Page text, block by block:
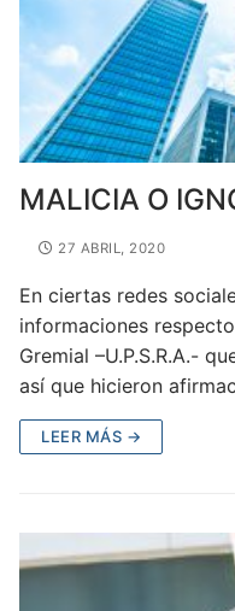
MALICIA O
27 ABRIL, 2020
En ciertas redes
informaciones
Gremial –U.P.S.R.A.-
así que hicieron
LEER MÁS →